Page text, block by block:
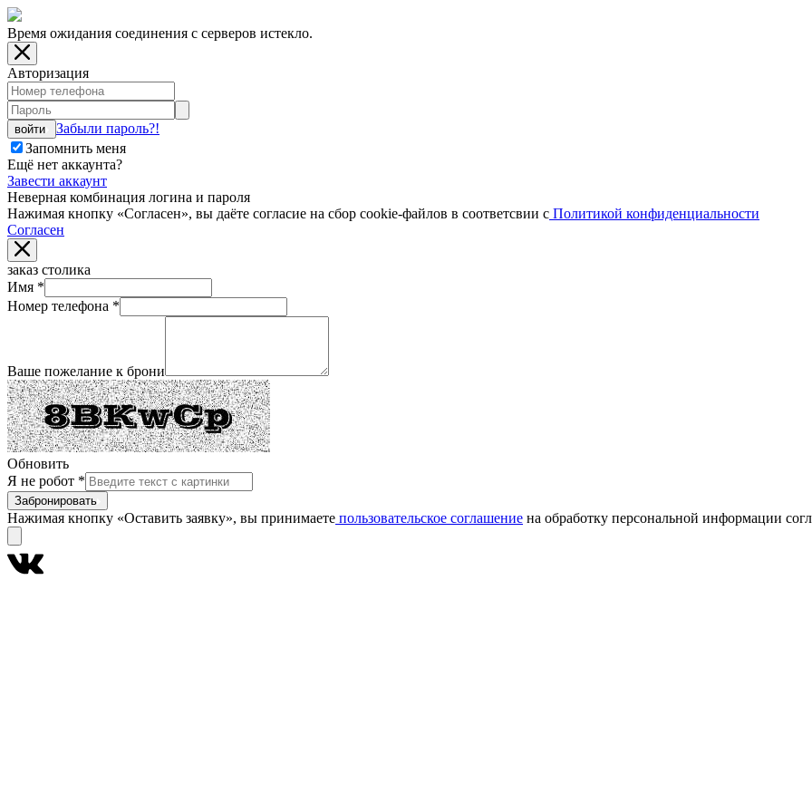
Время ожидания соединения с серверов истекло.
Авторизация
войти
Забыли пароль?!
Запомнить меня
Ещё нет аккаунта?
Завести аккаунт
Неверная комбинация логина и пароля
Нажимая кнопку «Согласен», вы даёте cогласие на сбор cookie-файлов в соответсвии с Политикой конфиденциальности
Согласен
заказ столика
Имя *
Номер телефона *
Ваше пожелание к брони
Обновить
Я не робот *
Забронировать
Нажимая кнопку «Оставить заявку», вы принимаете пользовательское соглашение на обработку персональной информации